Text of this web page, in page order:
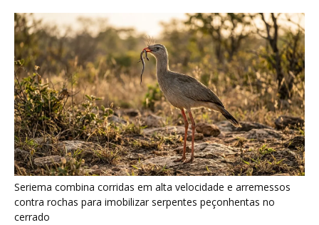
Seriema combina corridas em alta velocidade e arremessos
contra rochas para imobilizar serpentes peçonhentas no
cerrado